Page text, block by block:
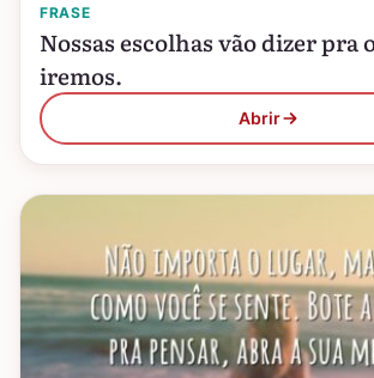
FRASE
Nossas escolhas vão dizer pra
iremos.
Abrir